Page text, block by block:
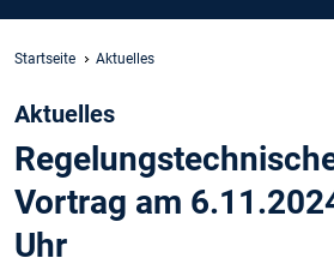
Startseite Aktuelles
Aktuelles
Vortrag am
Uhr